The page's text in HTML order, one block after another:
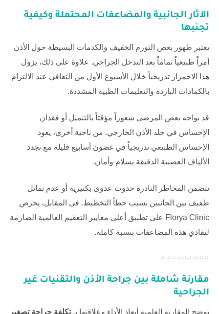
الآثار الجانبية والمضاعفات المحتملة وكيفية
تجنبها
يعتبر ظهور بعض التورم الخفيف والكدمات البسيطة حول الأذن
أمراً طبيعياً تماماً بعد التدخل الجراحي. علاوة على ذلك، يزول
هذا الاحمرار تدريجياً خلال الأسبوع الأول من التعافي عند الالتزام
بالكمادات الباردة والتعليمات الطبية المشددة.
قد يواجه بعض المرضى شعوراً مؤقتاً بالتنميل أو فقدان
الإحساس في جلد الأذن الخارجي. من ناحية أخرى، يعود
الإحساس الطبيعي تدريجياً في غضون أسابيع قليلة مع تجدد
الألياف العصبية الدقيقة بسلام وأمان.
تتضمن المخاطر النادرة حدوث عدوى بكتيرية أو عدم تماثل
طفيف بين الجانبين بسبب خطأ التخطيط. في المقابل، يحرص
Florya Clinic على تطبيق أعلى معايير التعقيم العالمية الصارمة
لتفادي هذه المضاعفات بنسبة كاملة.
مقارنة شاملة بين جراحة الأذن والتقنيات غير
الجراحية
توضح المقارنة العلمية أبعاد الأداء وعلاقتها بـتكلفة جراحة تصغير